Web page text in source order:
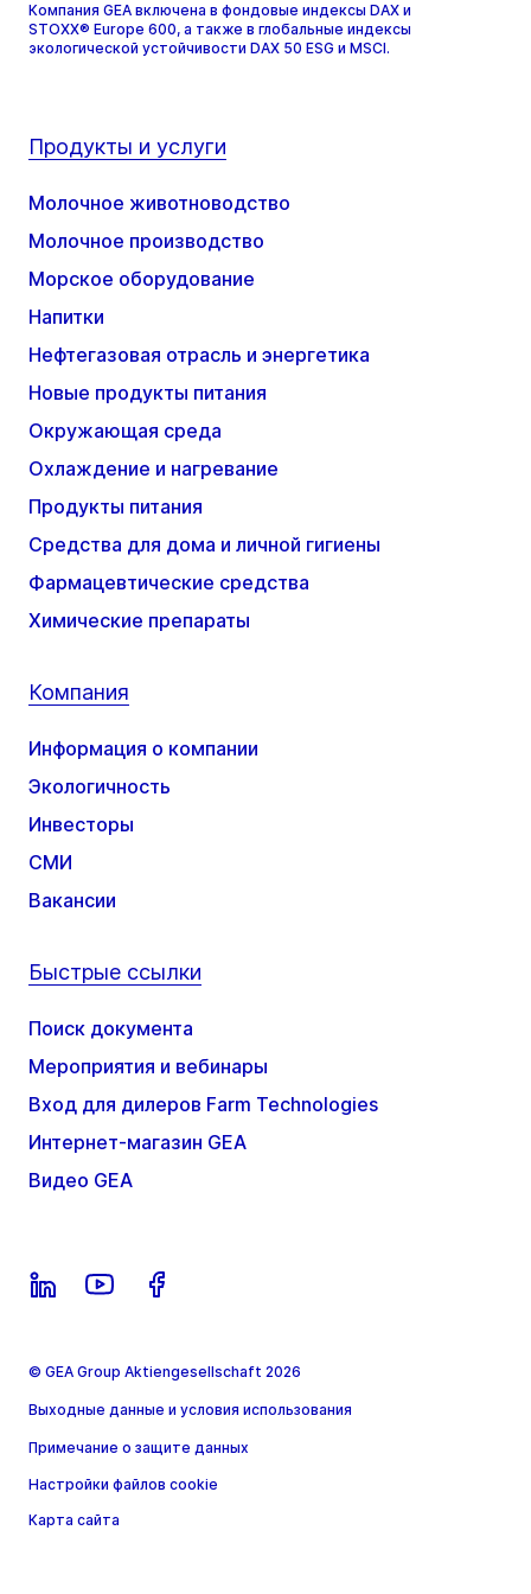
Компания GEA включена в фондовые индексы DAX и
STOXX® Europe 600, а также в глобальные индексы
экологической устойчивости DAX 50 ESG и MSCI.
Продукты и услуги
Молочное животноводство
Молочное производство
Морское оборудование
Напитки
Нефтегазовая отрасль и энергетика
Новые продукты питания
Окружающая среда
Охлаждение и нагревание
Продукты питания
Средства для дома и личной гигиены
Фармацевтические средства
Химические препараты
Компания
Информация о компании
Экологичность
Инвесторы
СМИ
Вакансии
Быстрые ссылки
Поиск документа
Мероприятия и вебинары
Вход для дилеров Farm Technologies
Интернет-магазин GEA
Видео GEA
© GEA Group Aktiengesellschaft 2026
Выходные данные и условия использования
Примечание о защите данных
Настройки файлов cookie
Карта сайта